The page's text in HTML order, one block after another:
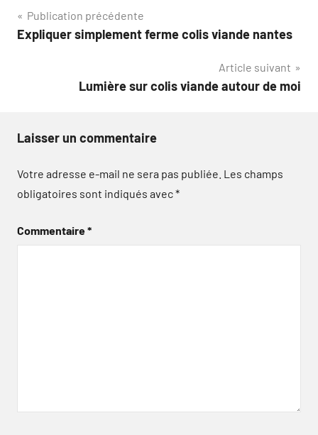
Navigation
de
Publication précédente
Expliquer simplement ferme colis viande nantes
Article suivant
Lumière sur colis viande autour de moi
Laisser un commentaire
Votre adresse e-mail ne sera pas publiée. Les champs
obligatoires sont indiqués avec*
Commentaire*